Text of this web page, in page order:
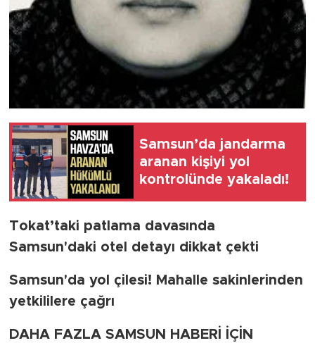
Samsun’da jandarma
aranan kişiyi yol
kontrolünde yakaladı!
Tokat’taki patlama davasında
Samsun'daki otel detayı dikkat çekti
Samsun'da yol çilesi! Mahalle sakinlerinden
yetkililere çağrı
DAHA FAZLA SAMSUN HABERİ İÇİN